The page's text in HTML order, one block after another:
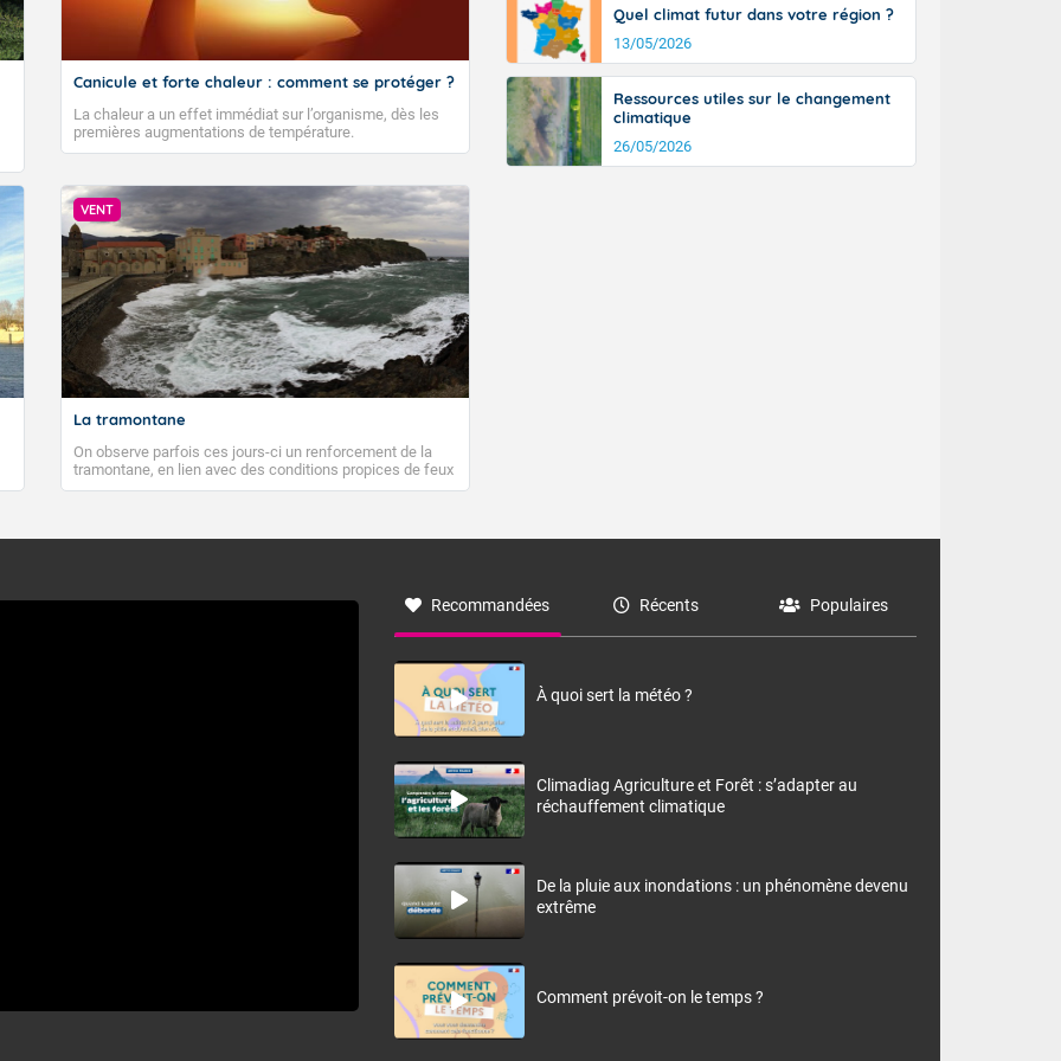
Canicule et forte chaleur : comment se protéger ?
La chaleur a un effet immédiat sur l’organisme, dès les
premières augmentations de température.
VENT
La tramontane
On observe parfois ces jours-ci un renforcement de la
tramontane, en lien avec des conditions propices de feux
de forêt. Mais qu'est-ce que la tramontane ? Quelles sont
à nord-ouest, dans un secteur qui part du Roussillon à la
monts, en allusion aux régions montagneuses d’où
Quel climat futur dans votre région ?
13/05/2026
Ressources utiles sur le changement
climatique
26/05/2026
Recommandées Récents Populaires
À quoi sert la météo ?
Climadiag Agriculture et Forêt : s’adapter au
réchauffement climatique
De la pluie aux inondations : un phénomène devenu
extrême
Comment prévoit-on le temps ?